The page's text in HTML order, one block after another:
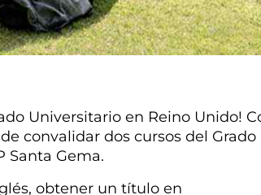
Universitario en Reino Unido!
convalidar dos cursos del
Santa Gema.
obtener un título en